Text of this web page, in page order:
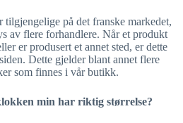
tilgjengelige på det franske markedet,
av flere forhandlere. Når et produkt
er produsert et annet sted, er dette
Dette gjelder blant annet flere
som finnes i vår butikk.
min har riktig størrelse?